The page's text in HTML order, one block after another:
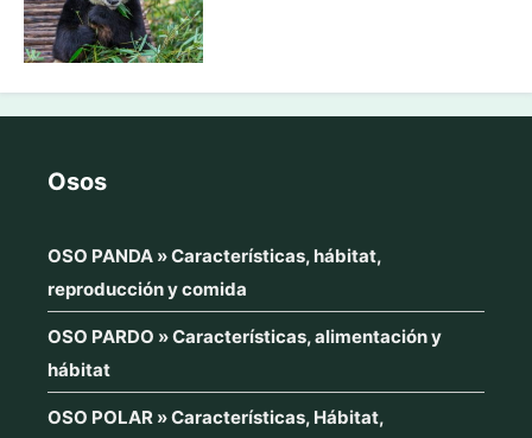
Osos
OSO PANDA » Características, hábitat,
reproducción y comida
OSO PARDO » Características, alimentación y
hábitat
OSO POLAR » Características, Hábitat,